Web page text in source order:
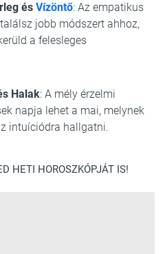
és Vízöntő: Az empatikus
jobb módszert ahhoz,
a felesleges
Halak: A mély érzelmi
napja lehet a mai, melynek
intuíciódra hallgatni.
HETI HOROSZKÓPJÁT IS!